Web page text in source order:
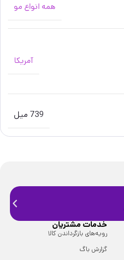
همه انواع مو
آمریکا
739 میل
خدمات مشتریان
رویه‌های بازگرداندن کالا
گزارش باگ